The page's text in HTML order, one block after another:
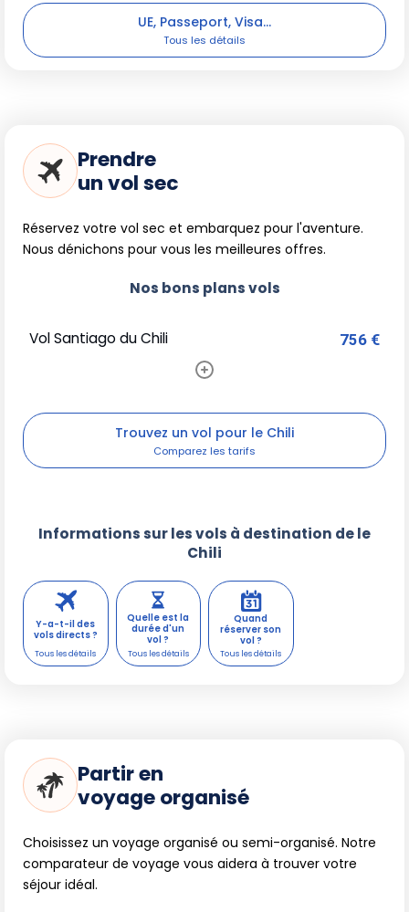
UE, Passeport, Visa...
Prendre
un vol sec
Réservez votre vol sec et embarquez pour l'aventure.
Nous dénichons pour vous les meilleures offres.
Nos bons plans vols
Vol Santiago du Chili 756 €
Trouvez un vol pour le Chili
Informations sur les vols à destination de le
Chili
Y-a-t-il des
vols directs ?
Quelle est la
durée d'un
vol ?
Quand
réserver son
vol ?
Partir en
voyage organisé
Choisissez un voyage organisé ou semi-organisé. Notre
comparateur de voyage vous aidera à trouver votre
séjour idéal.